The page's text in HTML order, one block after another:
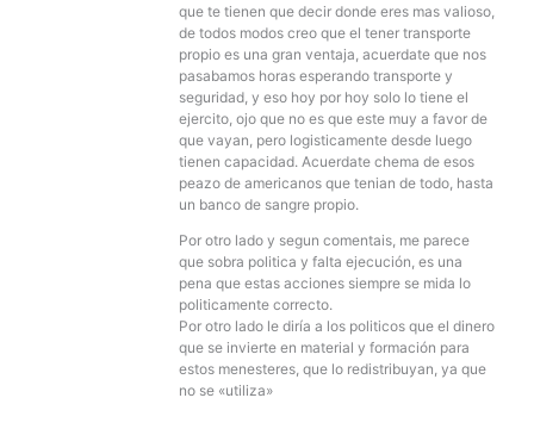
que te tienen que decir donde eres mas valioso,
de todos modos creo que el tener transporte
propio es una gran ventaja, acuerdate que nos
pasabamos horas esperando transporte y
seguridad, y eso hoy por hoy solo lo tiene el
ejercito, ojo que no es que este muy a favor de
que vayan, pero logisticamente desde luego
tienen capacidad. Acuerdate chema de esos
peazo de americanos que tenian de todo, hasta
un banco de sangre propio.
Por otro lado y segun comentais, me parece
que sobra politica y falta ejecución, es una
pena que estas acciones siempre se mida lo
politicamente correcto.
Por otro lado le diría a los politicos que el dinero
que se invierte en material y formación para
estos menesteres, que lo redistribuyan, ya que
no se «utiliza»